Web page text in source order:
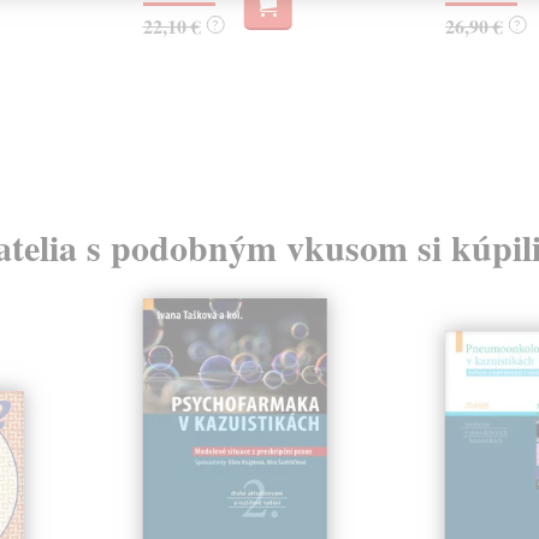
22,10 € ? 26,90 € ?
s podobným vkusom si